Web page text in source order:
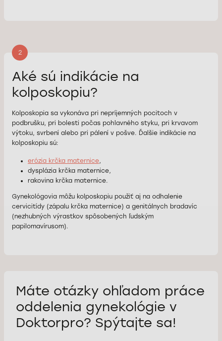
2
Aké sú indikácie na
kolposkopiu?
Kolposkopia sa vykonáva pri nepríjemných pocitoch v
podbrušku, pri bolesti počas pohlavného styku, pri krvavom
výtoku, svrbení alebo pri pálení v pošve. Ďalšie indikácie na
kolposkopiu sú:
erózia krčka maternice,
dysplázia krčka maternice,
rakovina krčka maternice.
Gynekológovia môžu kolposkopiu použiť aj na odhalenie
cervicitídy (zápalu krčka maternice) a genitálnych bradavíc
(nezhubných výrastkov spôsobených ľudským
papilomavírusom).
Máte otázky ohľadom práce
oddelenia gynekológie v
Doktorpro? Spýtajte sa!